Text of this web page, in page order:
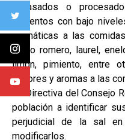
envasados o
alimentos con bajo
aromáticas a las
como romero, laurel,
limón, pimiento, entre
sabores y aromas a las
La Directiva del Consejo
población a identificar
perjudicial de la sal
modificarlos.